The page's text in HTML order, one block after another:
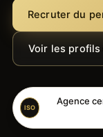
Recruter du
Voir les
ISO
Agence